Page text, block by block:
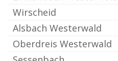
Wirscheid
Alsbach Westerwald
Oberdreis Westerwald